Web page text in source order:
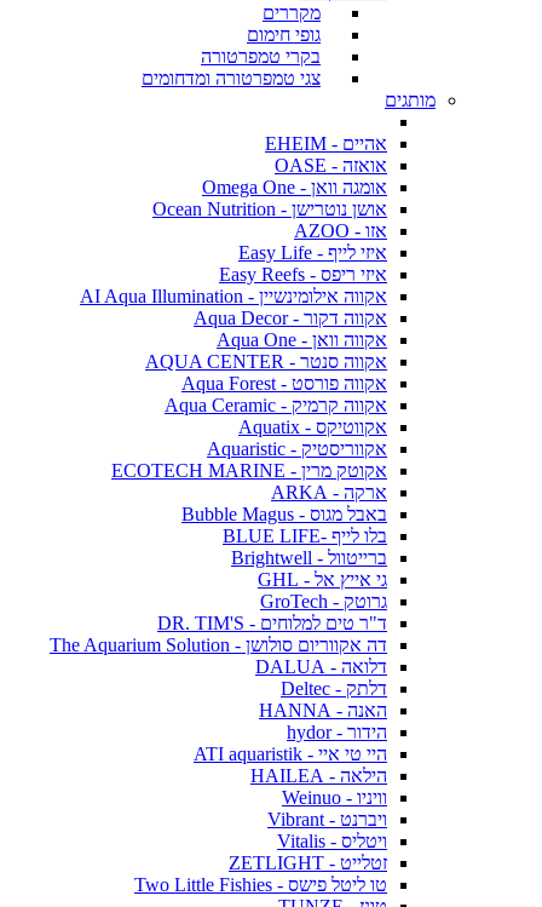
מקררים
גופי חימום
בקרי טמפרטורה
צגי טמפרטורה ומדחומים
מותגים
אהיים - EHEIM
אואזה - OASE
אומגה וואן - Omega One
אושן נוטרישן - Ocean Nutrition
אזו - AZOO
איזי לייף - Easy Life
איזי ריפס - Easy Reefs
אקווה אילומינשיין - AI Aqua Illumination
אקווה דקור - Aqua Decor
אקווה וואן - Aqua One
אקווה סנטר - AQUA CENTER
אקווה פורסט - Aqua Forest
אקווה קרמיק - Aqua Ceramic
אקווטיקס - Aquatix
אקווריסטיק - Aquaristic
אקוטק מרין - ECOTECH MARINE
ארקה - ARKA
באבל מגוס - Bubble Magus
בלו לייף -BLUE LIFE
ברייטוול - Brightwell
גי אייץ אל - GHL
גרוטק - GroTech
ד"ר טים למלוחים - DR. TIM'S
דה אקווריום סולושן - The Aquarium Solution
דלואה - DALUA
דלתק - Deltec
האנה - HANNA
הידור - hydor
היי טי איי - ATI aquaristik
הילאה - HAILEA
וויניו - Weinuo
ויברנט - Vibrant
ויטליס - Vitalis
זטלייט - ZETLIGHT
טו ליטל פישס - Two Little Fishies